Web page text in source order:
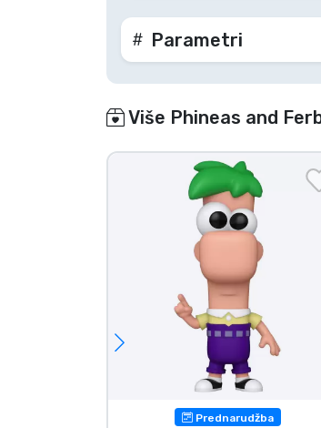
Parametri
Više Phineas and
Prednarudžba